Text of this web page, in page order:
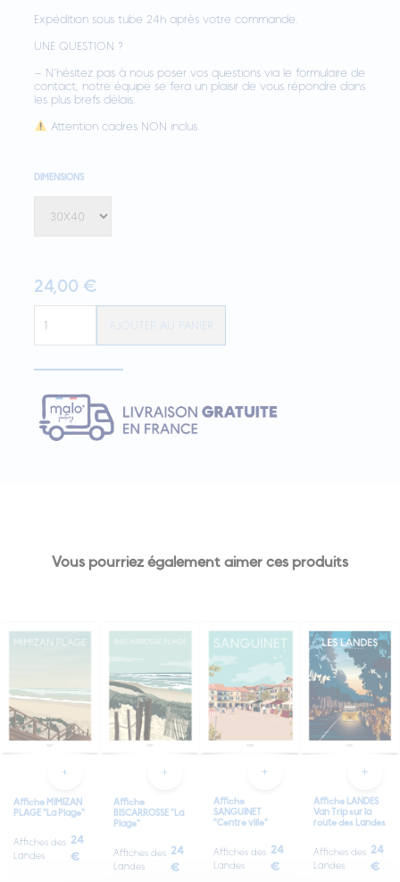
Expédition sous tube 24h après votre commande.
UNE QUESTION ?
– N’hésitez pas à nous poser vos questions via le formulaire de
contact, notre équipe se fera un plaisir de vous répondre dans
les plus brefs délais.
Attention cadres NON inclus.
DIMENSIONS
24,00€
de
Affiche
Port"
AJOUTER AU PANIER
Vous pourriez également aimer ces produits
Affiche MIMIZAN
PLAGE "La Plage"
Affiches des
Landes
24
€
Affiche
BISCARROSSE "La
Plage"
Affiches des
Landes
24
€
Affiche
SANGUINET
"Centre ville"
Affiches des
Landes
24
€
Affiche LANDES
Van Trip sur la
route des Landes
Affiches des
Landes
24
€